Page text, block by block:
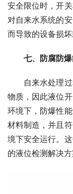
安全限位时，开
对自来水系统的
而导致的设备损坏
七、防腐防爆
自来水处理过
物质，因此液位
环境下，防爆性
材料制造，并且
境下安全运行。
的液位检测解决方